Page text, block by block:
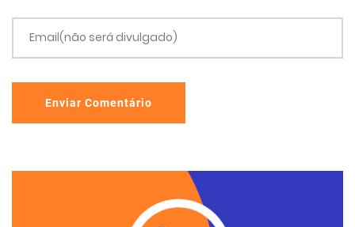
Email(não será divulgado)
Enviar Comentário